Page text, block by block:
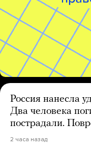
Россия нанесла
Два человека
пострадали.
2 часа назад